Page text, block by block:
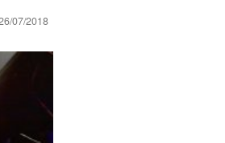
07/2018